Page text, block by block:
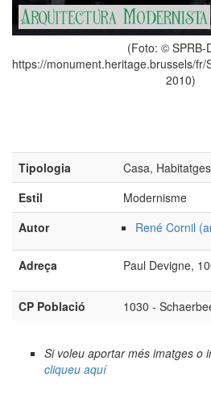
(Foto: © SPRB-
https://monument.heritage.brussels/
2010)
Tipologia
Casa, Habitatges
Estil
Modernisme
Autor
René Cornil
Adreça Paul Devigne,
CP Població 1030 -
Si voleu aportar més imatges o
cliqueu aquí